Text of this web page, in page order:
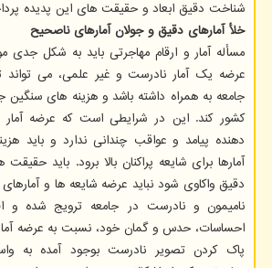
شناخت دقیق ابعاد و حقیقت های این پدیده
خلأ آمارهای دقیق و جولان آمارهای ناصحیح
مسأله آمار و ارقام مهاجرتی باید به شکل جدی
عرضه یک آمار نادرست و غیر علمی، می تواند
جامعه به همراه داشته باشد و هزینه های سنگین
کشور کند. این در شرایطی است که عرضه آمار
دهنده پیامد و عواقب چندانی ندارد و باید
آمارها برای شایعه پراکنان بالا برود. باید
دقیق واکاوی شود نباید عرضه شایعه ها و
نامیمون و نادرست در جامعه ترویج شده و
احساسات، حدس و گمان خود، نسبت به عرضه آمار
پاک کردن تصویر نادرست بوجود آمده به